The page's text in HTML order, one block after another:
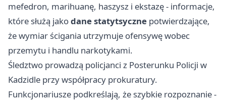
mefedron, marihuanę, haszysz i ekstazę - informacje,
które służą jakodane statytsyczne potwierdzające,
że wymiar ścigania utrzymuje ofensywę wobec
przemytu i handlu narkotykami.
Śledztwo prowadzą policjanci z Posterunku Policji w
Kadzidle przy współpracy prokuratury.
Funkcjonariusze podkreślają, że szybkie rozpoznanie -